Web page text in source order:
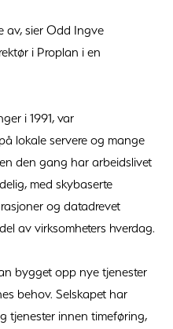
av, sier Odd Ingve
i Proplan i en
i 1991, var
lokale servere og mange
den gang har arbeidslivet
med skybaserte
og datadrevet
av virksomheters hverdag.
bygget opp nye tjenester
behov. Selskapet har
tjenester innen timeføring,